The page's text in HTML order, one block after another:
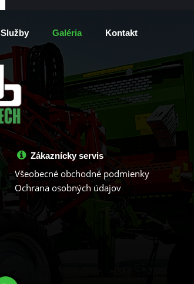
Služby Galéria Kontakt
Zákaznícky servis
Všeobecné obchodné podmienky
Ochrana osobných údajov